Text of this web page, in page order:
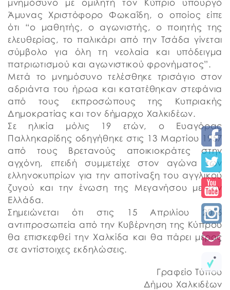
μνημόσυνο με ομιλητή τον Κύπριο υπουργό
Άμυνας Χριστόφορο Φωκαΐδη, ο οποίος είπε
ότι “ο μαθητής, ο αγωνιστής, ο ποιητής της
ελευθερίας, το παλικάρι από την Τσάδα γίνεται
σύμβολο για όλη τη νεολαία και υπόδειγμα
πατριωτισμού και αγωνιστικού φρονήματος”.
Μετά το μνημόσυνο τελέσθηκε τρισάγιο στον
αδριάντα του ήρωα και κατατέθηκαν στεφάνια
από τους εκπροσώπους της Κυπριακής
Δημοκρατίας και τον δήμαρχο Χαλκιδέων.
Σε ηλικία μόλις 19 ετών, ο Ευαγόρας
Παλληκαρίδης οδηγήθηκε στις 13 Μαρτίου 1957
από τους Βρετανούς αποικιοκράτες στην
αγχόνη, επειδή συμμετείχε στον αγώνα των
ελληνοκυπρίων για την αποτίναξη του αγγλικού
ζυγού και την ένωση της Μεγανήσου με την
Ελλάδα.
Σημειώνεται ότι στις 15 Απριλίου 2016
αντιπροσωπεία από την Κυβέρνηση της Κύπρου
θα επισκεφθεί την Χαλκίδα και θα πάρει μέρος
σε αντίστοιχες εκδηλώσεις.
Γραφείο Τύπου
Δήμου Χαλκιδέων